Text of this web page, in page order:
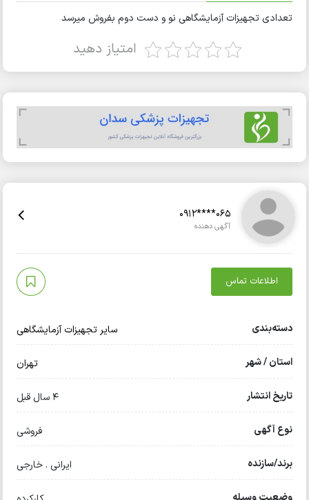
تعدادی تجهیزات آزمایشگاهی نو و دست دوم بفروش میرسد
امتیاز دهید
0912****065
آگهی دهنده
اطلاعات تماس
دسته‌بندی سایر تجهیزات آزمایشگاهی
استان / شهر تهران
تاریخ انتشار 4 سال قبل
نوع آگهی فروشی
برند/سازنده ایرانی . خارجی